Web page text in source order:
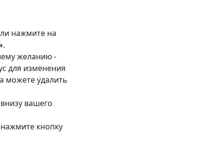
нажмите на
.
желанию -
для изменения
можете удалить
вашего
кнопку